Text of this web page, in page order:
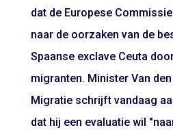
dat de Europese
naar de oorzaken van de
Spaanse exclave Ceuta
migranten. Minister Van
Migratie schrijft vandaag
dat hij een evaluatie wil